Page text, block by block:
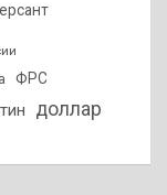
ФРС
доллар